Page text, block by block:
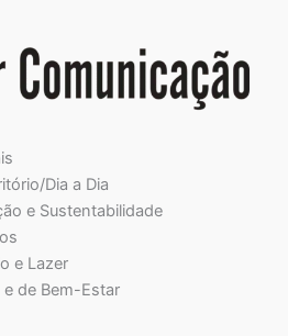
Dia a Dia
e Sustentabilidade
e Lazer
de Bem-Estar